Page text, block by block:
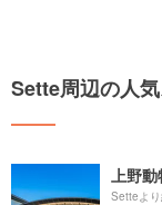
Sette周辺の人
上野
Setteよ